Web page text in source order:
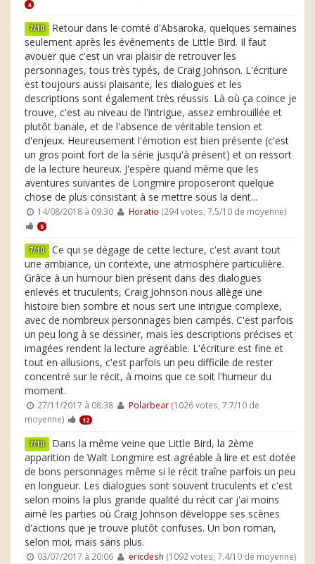
4
7/10 Retour dans le comté d'Absaroka, quelques semaines
seulement après les événements de Little Bird. Il faut
avouer que c'est un vrai plaisir de retrouver les
personnages, tous très typés, de Craig Johnson. L'écriture
est toujours aussi plaisante, les dialogues et les
descriptions sont également très réussis. Là où ça coince je
trouve, c'est au niveau de l'intrigue, assez embrouillée et
plutôt banale, et de l'absence de véritable tension et
d'enjeux. Heureusement l'émotion est bien présente (c'est
un gros point fort de la série jusqu'à présent) et on ressort
de la lecture heureux. J'espère quand même que les
aventures suivantes de Longmire proposeront quelque
chose de plus consistant à se mettre sous la dent...
14/08/2018 à 09:30 Horatio (294 votes, 7.5/10 de moyenne)
5
7/10 Ce qui se dégage de cette lecture, c'est avant tout
une ambiance, un contexte, une atmosphère particulière.
Grâce à un humour bien présent dans des dialogues
enlevés et truculents, Craig Johnson nous allège une
histoire bien sombre et nous sert une intrigue complexe,
avec de nombreux personnages bien campés. C'est parfois
un peu long à se dessiner, mais les descriptions précises et
imagées rendent la lecture agréable. L'écriture est fine et
tout en allusions, c'est parfois un peu difficile de rester
concentré sur le récit, à moins que ce soit l'humeur du
moment.
27/11/2017 à 08:38 Polarbear(1026 votes, 7.7/10 de
moyenne)
12
7/10 Dans la même veine que Little Bird, la 2ème
apparition de Walt Longmire est agréable à lire et est dotée
de bons personnages même si le récit traîne parfois un peu
en longueur. Les dialogues sont souvent truculents et c'est
selon moins la plus grande qualité du récit car j'ai moins
aimé les parties où Craig Johnson développe ses scènes
d'actions que je trouve plutôt confuses. Un bon roman,
selon moi, mais sans plus.
03/07/2017 à 20:06 ericdesh (1092 votes, 7.4/10 de moyenne)